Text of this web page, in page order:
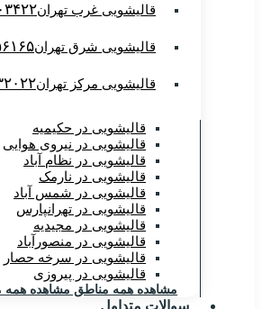
قالیشویی غرب تهران
قالیشویی شرق تهران
قالیشویی مرکز تهران
قالیشویی در حکیمیه
قالیشویی در نیروی هوایی
قالیشویی در نظام آباد
قالیشویی در نارمک
قالیشویی در شمس آباد
قالیشویی در تهرانپارس
قالیشویی در مجیدیه
قالیشویی در منصورآباد
قالیشویی در سرخه حصار
قالیشویی در پیروزی
مشاهده همه مناطق مشاهده همه
سوالات متداول